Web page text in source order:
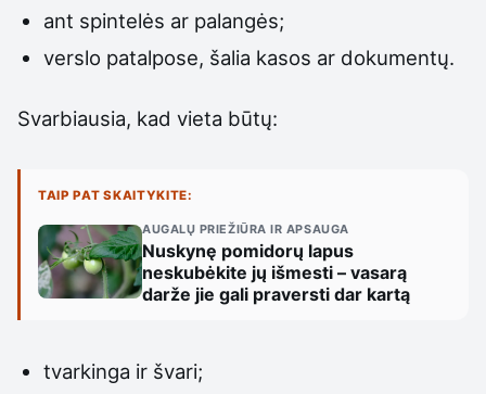
ant spintelės ar palangės;
verslo patalpose, šalia kasos ar dokumentų.
Svarbiausia, kad vieta būtų:
TAIP PAT SKAITYKITE:
AUGALŲ PRIEŽIŪRA IR APSAUGA
Nuskynę pomidorų lapus
neskubėkite jų išmesti – vasarą
darže jie gali praversti dar kartą
tvarkinga ir švari;